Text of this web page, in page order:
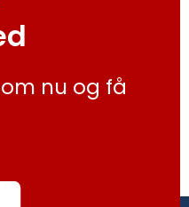
nu og få